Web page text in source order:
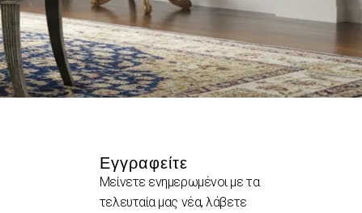
Εγγραφείτε
Μείνετε ενημερωμένοι με τα
τελευταία μας νέα, λάβετε